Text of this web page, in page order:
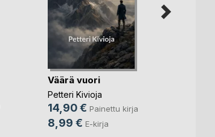
Väärä vuori
Petteri Kivioja
14,90 € Painettu kirja
8,99 € E-kirja